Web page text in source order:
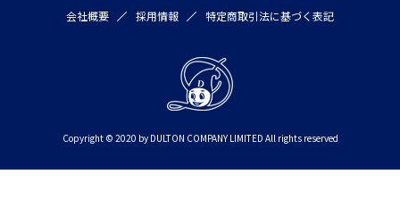
会社概要
採用情報 特定商取引法に基づく表記
Copyright © 2020 by DULTON COMPANY LIMITED All rights reserved